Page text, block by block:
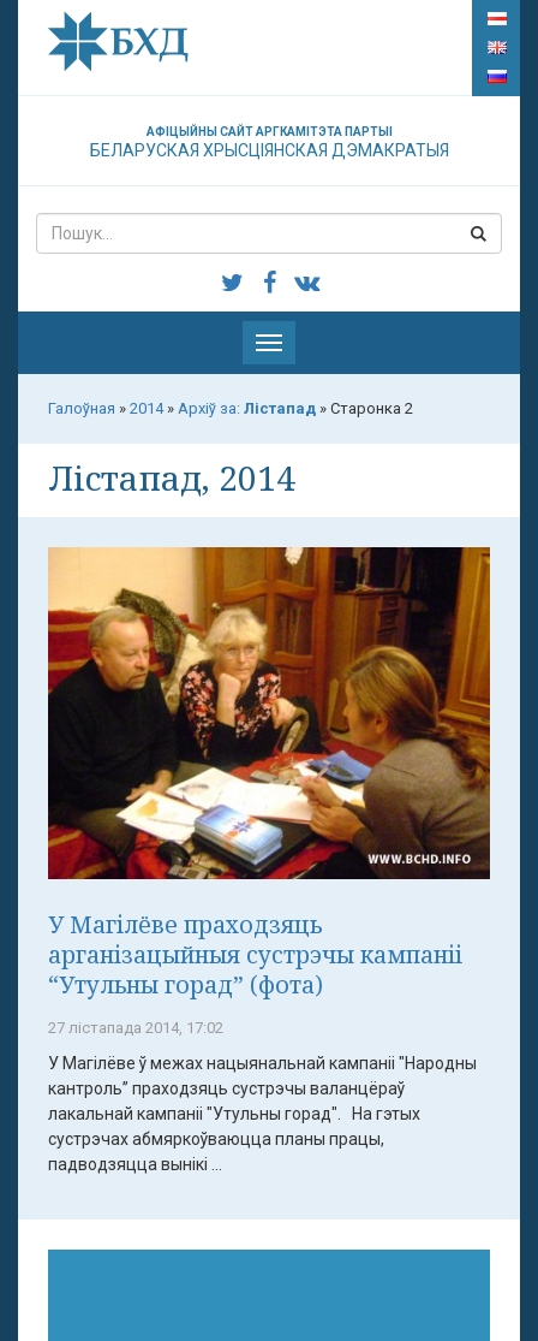
АФІЦЫЙНЫ САЙТ АРГКАМІТЭТА ПАРТЫІ
БЕЛАРУСКАЯ ХРЫСЦІЯНСКАЯ ДЭМАКРАТЫЯ
Паказаць
меню
Галоўная » 2014» Архіў за: Лістапад » Старонка 2
Лістапад, 2014
У Магілёве праходзяць
арганізацыйныя сустрэчы кампаніі
“Утульны горад” (фота)
27 лістапада 2014, 17:02
У Магілёве ў межах нацыянальнай кампаніі "Народны
кантроль” праходзяць сустрэчы валанцёраў
лакальнай кампаніі "Утульны горад". На гэтых
сустрэчах абмяркоўваюцца планы працы,
падводзяцца вынікі ...